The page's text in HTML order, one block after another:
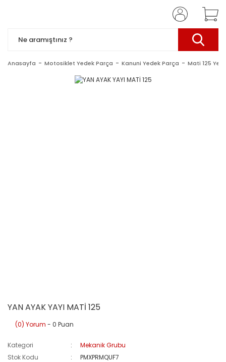
Anasayfa Motosiklet Yedek Parça Kanuni Yedek Parça Mati 125
YAN AYAK YAYI MATİ 125
(0) Yorum - 0 Puan
Kategori
Mekanik Grubu
Stok Kodu
PMXPRMQUF7